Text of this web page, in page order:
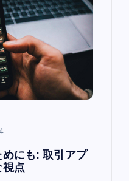
にも: 取引アプ
視点